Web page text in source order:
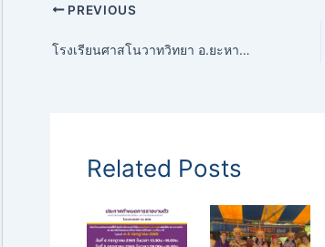
PREVIOUS
โรงเรียนศาสโนวาทวิทยา อ.ยะหา จ.ยะลา เยี่ยมชมแหล่งเรียนรู้ศิลปะและวัฒนธรรมชายแดนใต้
Related Posts